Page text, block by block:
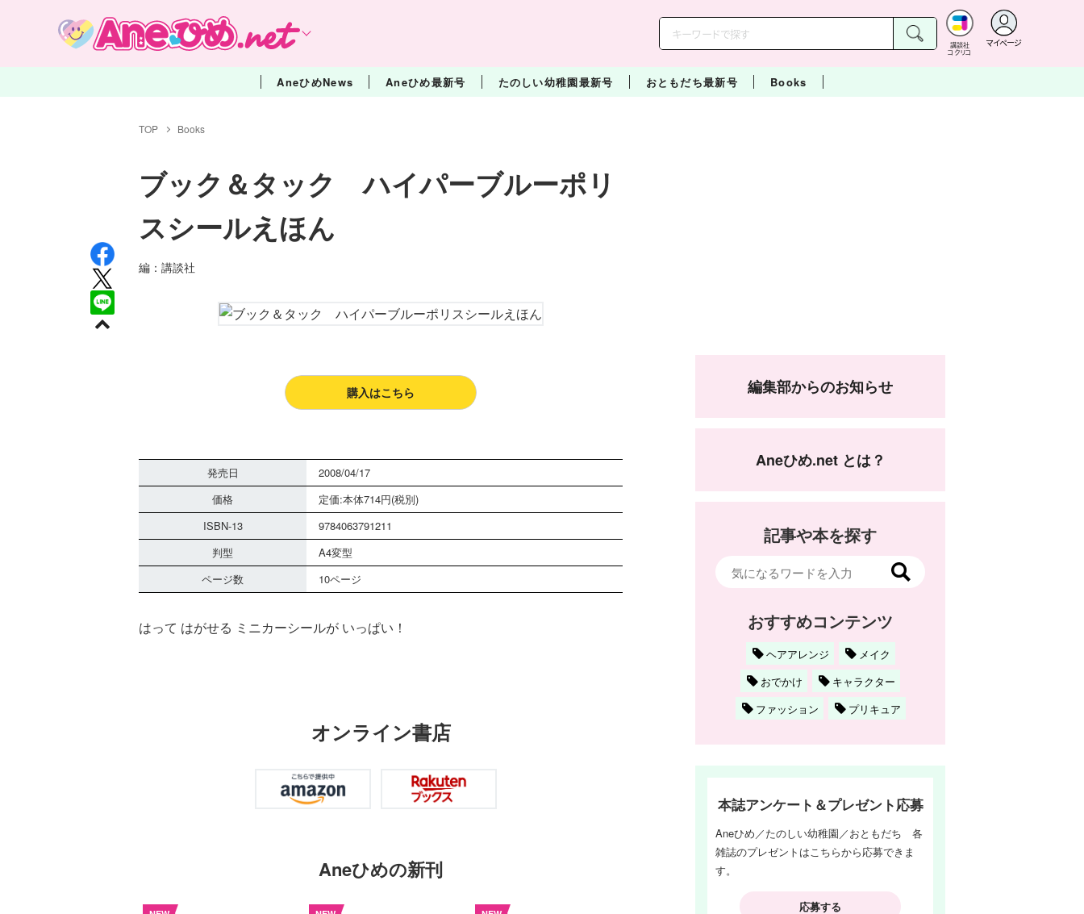
講談社
コクリコ
マイページ
AneひめNews Aneひめ最新号 たのしい幼稚園最新号 おともだち最新号 Books
TOP Books
ブック＆タック ハイパーブルーポリ
スシールえほん
編：講談社
購入はこちら
発売日
2008/04/17
価格
定価:本体714円(税別)
ISBN-13
9784063791211
判型
A4変型
ページ数
10ページ
はって はがせる ミニカーシールが いっぱい！
オンライン書店
Aneひめの新刊
編集部からのお知らせ
Aneひめ.net とは？
記事や本を探す
おすすめコンテンツ
ヘアアレンジ
メイク
おでかけ
キャラクター
ファッション
プリキュア
本誌アンケート＆プレゼント応募
Aneひめ／たのしい幼稚園／おともだち 各
雑誌のプレゼントはこちらから応募できま
す。
応募する